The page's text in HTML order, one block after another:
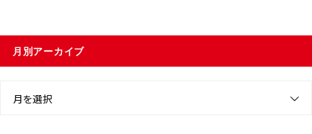
月別アーカイブ
月を選択